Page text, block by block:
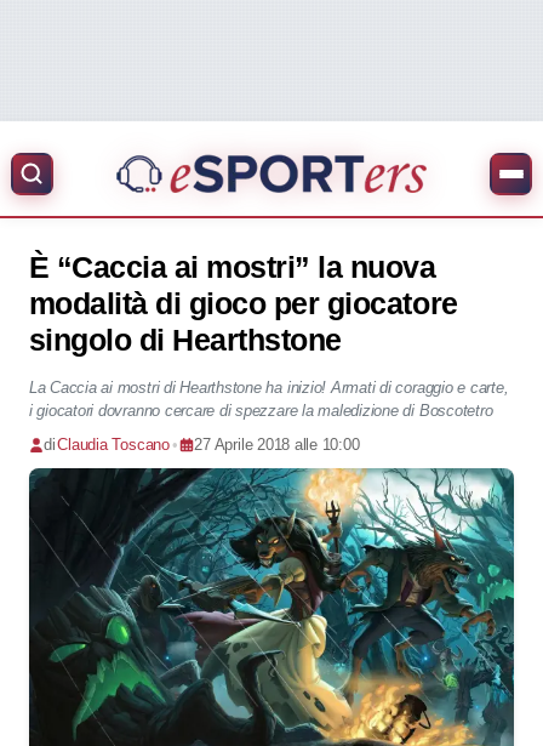
È “Caccia ai mostri” la nuova
modalità di gioco per giocatore
singolo di Hearthstone
La Caccia ai mostri di Hearthstone ha inizio! Armati di coraggio e carte,
i giocatori dovranno cercare di spezzare la maledizione di Boscotetro
diClaudia Toscano • 27 Aprile 2018 alle 10:00